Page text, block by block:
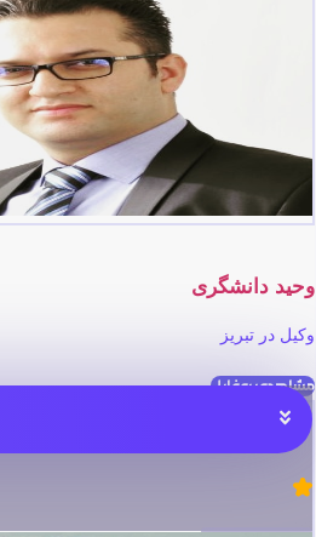
وحید دانشگری
وکیل در تبریز
مشاهده پروفایل